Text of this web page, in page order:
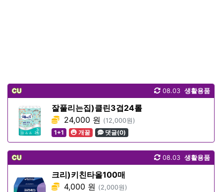
CU 생활용품
08.03
잘풀리는집)클린3겹24롤
24,000 원 (12,000원)
1+1
개꿀 댓글(0)
CU 생활용품
08.03
크리)키친타올100매
4,000 원 (2,000원)